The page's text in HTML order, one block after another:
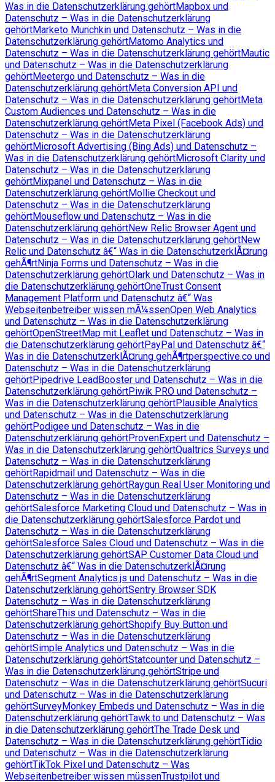
Was in die Datenschutzerklärung gehörtMapbox und
Datenschutz – Was in die Datenschutzerklärung
gehörtMarketo Munchkin und Datenschutz – Was in die
Datenschutzerklärung gehörtMatomo Analytics und
Datenschutz – Was in die Datenschutzerklärung gehörtMautic
und Datenschutz – Was in die Datenschutzerklärung
gehörtMeetergo und Datenschutz – Was in die
Datenschutzerklärung gehörtMeta Conversion API und
Datenschutz – Was in die Datenschutzerklärung gehörtMeta
Custom Audiences und Datenschutz – Was in die
Datenschutzerklärung gehörtMeta Pixel (Facebook Ads) und
Datenschutz – Was in die Datenschutzerklärung
gehörtMicrosoft Advertising (Bing Ads) und Datenschutz –
Was in die Datenschutzerklärung gehörtMicrosoft Clarity und
Datenschutz – Was in die Datenschutzerklärung
gehörtMixpanel und Datenschutz – Was in die
Datenschutzerklärung gehörtMollie Checkout und
Datenschutz – Was in die Datenschutzerklärung
gehörtMouseflow und Datenschutz – Was in die
Datenschutzerklärung gehörtNew Relic Browser Agent und
Datenschutz – Was in die Datenschutzerklärung gehörtNew
Relic und Datenschutz â€“ Was in die DatenschutzerklÃ¤rung
gehÃ¶rtNinja Forms und Datenschutz – Was in die
Datenschutzerklärung gehörtOlark und Datenschutz – Was in
die Datenschutzerklärung gehörtOneTrust Consent
Management Platform und Datenschutz â€“ Was
Webseitenbetreiber wissen mÃ¼ssenOpen Web Analytics
und Datenschutz – Was in die Datenschutzerklärung
gehörtOpenStreetMap mit Leaflet und Datenschutz – Was in
die Datenschutzerklärung gehörtPayPal und Datenschutz â€“
Was in die DatenschutzerklÃ¤rung gehÃ¶rtperspective.co und
Datenschutz – Was in die Datenschutzerklärung
gehörtPipedrive LeadBooster und Datenschutz – Was in die
Datenschutzerklärung gehörtPiwik PRO und Datenschutz –
Was in die Datenschutzerklärung gehörtPlausible Analytics
und Datenschutz – Was in die Datenschutzerklärung
gehörtPodigee und Datenschutz – Was in die
Datenschutzerklärung gehörtProvenExpert und Datenschutz –
Was in die Datenschutzerklärung gehörtQualtrics Surveys und
Datenschutz – Was in die Datenschutzerklärung
gehörtRapidmail und Datenschutz – Was in die
Datenschutzerklärung gehörtRaygun Real User Monitoring und
Datenschutz – Was in die Datenschutzerklärung
gehörtSalesforce Marketing Cloud und Datenschutz – Was in
die Datenschutzerklärung gehörtSalesforce Pardot und
Datenschutz – Was in die Datenschutzerklärung
gehörtSalesforce Sales Cloud und Datenschutz – Was in die
Datenschutzerklärung gehörtSAP Customer Data Cloud und
Datenschutz â€“ Was in die DatenschutzerklÃ¤rung
gehÃ¶rtSegment Analytics.js und Datenschutz – Was in die
Datenschutzerklärung gehörtSentry Browser SDK
Datenschutz – Was in die Datenschutzerklärung
gehörtShareThis und Datenschutz – Was in die
Datenschutzerklärung gehörtShopify Buy Button und
Datenschutz – Was in die Datenschutzerklärung
gehörtSimple Analytics und Datenschutz – Was in die
Datenschutzerklärung gehörtStatcounter und Datenschutz –
Was in die Datenschutzerklärung gehörtStripe und
Datenschutz – Was in die Datenschutzerklärung gehörtSucuri
und Datenschutz – Was in die Datenschutzerklärung
gehörtSurveyMonkey Embeds und Datenschutz – Was in die
Datenschutzerklärung gehörtTawk.to und Datenschutz – Was
in die Datenschutzerklärung gehörtThe Trade Desk und
Datenschutz – Was in die Datenschutzerklärung gehörtTidio
und Datenschutz – Was in die Datenschutzerklärung
gehörtTikTok Pixel und Datenschutz – Was
Webseitenbetreiber wissen müssenTrustpilot und